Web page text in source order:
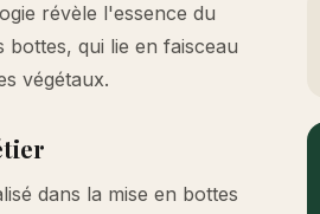
révèle l'essence du
bottes, qui lie en faisceau
végétaux.
dans la mise en bottes